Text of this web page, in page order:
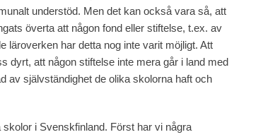
understöd. Men det kan också vara så, att
överta att någon fond eller stiftelse, t.ex. av
läroverken har detta nog inte varit möjligt. Att
dyrt, att någon stiftelse inte mera går i land med
av självständighet de olika skolorna haft och
i Svenskfinland. Först har vi några